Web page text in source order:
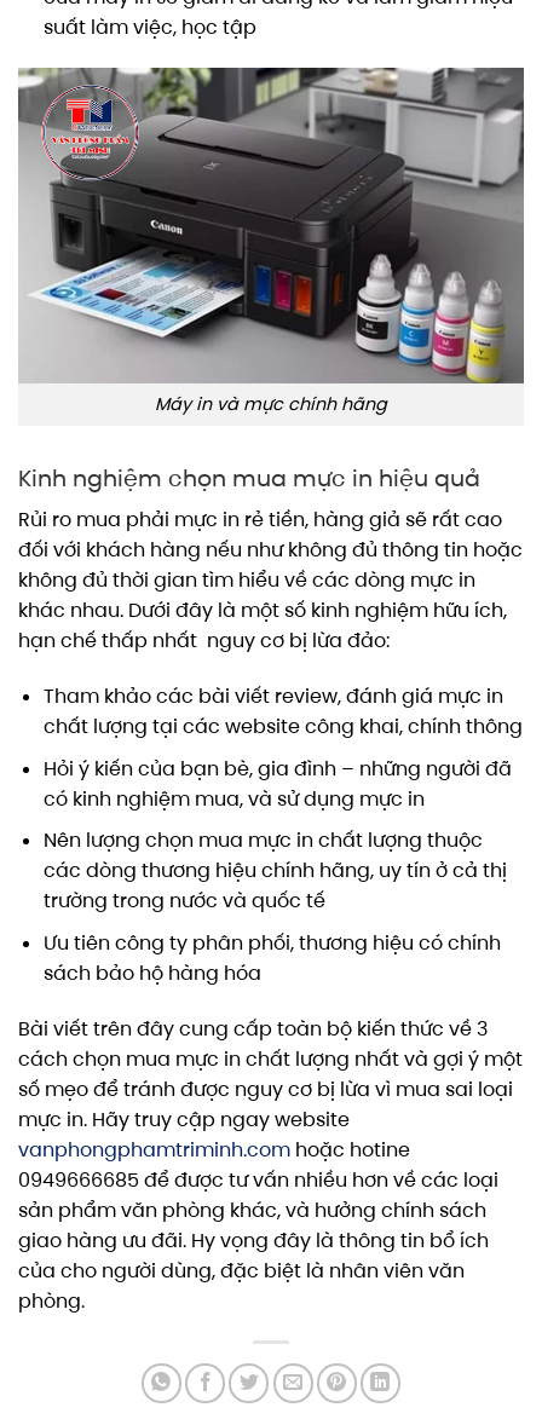
suất làm việc, học tập
Máy in và mực chính hãng
Kinh nghiệm chọn mua mực in hiệu quả
Rủi ro mua phải mực in rẻ tiền, hàng giả sẽ rất cao
đối với khách hàng nếu như không đủ thông tin hoặc
không đủ thời gian tìm hiểu về các dòng mực in
khác nhau. Dưới đây là một số kinh nghiệm hữu ích,
hạn chế thấp nhất nguy cơ bị lừa đảo:
Tham khảo các bài viết review, đánh giá mực in
chất lượng tại các website công khai, chính thông
Hỏi ý kiến của bạn bè, gia đình – những người đã
có kinh nghiệm mua, và sử dụng mực in
Nên lượng chọn mua mực in chất lượng thuộc
các dòng thương hiệu chính hãng, uy tín ở cả thị
trường trong nước và quốc tế
Ưu tiên công ty phân phối, thương hiệu có chính
sách bảo hộ hàng hóa
Bài viết trên đây cung cấp toàn bộ kiến thức về 3
cách chọn mua mực in chất lượng nhất và gợi ý một
số mẹo để tránh được nguy cơ bị lừa vì mua sai loại
mực in. Hãy truy cập ngay website
vanphongphamtriminh.com hoặc hotine
0949666685 để được tư vấn nhiều hơn về các loại
sản phẩm văn phòng khác, và hưởng chính sách
giao hàng ưu đãi. Hy vọng đây là thông tin bổ ích
của cho người dùng, đặc biệt là nhân viên văn
phòng.